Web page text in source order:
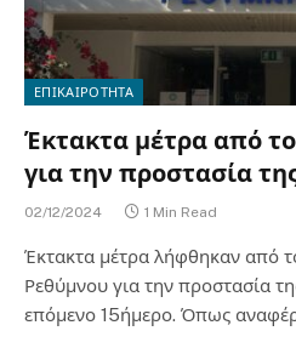
ΕΠΙΚΑΙΡΟΤΗΤΑ
Έκτακτα μέτρα από
για την προστασία
02/12/2024 1 Min Read
Έκτακτα μέτρα λήφθηκαν από
Ρεθύμνου για την προστασία
επόμενο 15ήμερο. Όπως